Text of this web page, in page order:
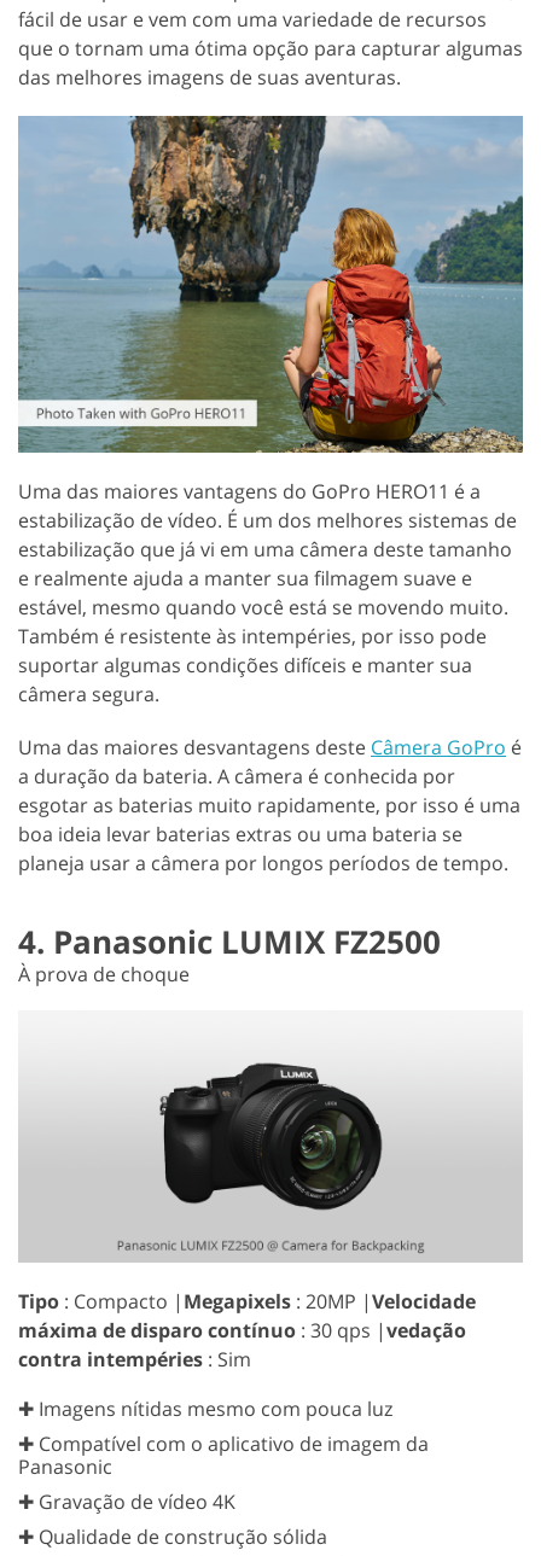
fácil de usar e vem com uma variedade de recursos
que o tornam uma ótima opção para capturar algumas
das melhores imagens de suas aventuras.
Uma das maiores vantagens do GoPro HERO11 é a
estabilização de vídeo. É um dos melhores sistemas de
estabilização que já vi em uma câmera deste tamanho
e realmente ajuda a manter sua filmagem suave e
estável, mesmo quando você está se movendo muito.
Também é resistente às intempéries, por isso pode
suportar algumas condições difíceis e manter sua
câmera segura.
Uma das maiores desvantagens deste Câmera GoPro é
a duração da bateria. A câmera é conhecida por
esgotar as baterias muito rapidamente, por isso é uma
boa ideia levar baterias extras ou uma bateria se
planeja usar a câmera por longos períodos de tempo.
4. Panasonic LUMIX FZ2500
À prova de choque
Tipo : Compacto | Megapixels : 20MP |Velocidade
máxima de disparo contínuo : 30 qps |vedação
contra intempéries : Sim
✚ Imagens nítidas mesmo com pouca luz
✚ Compatível com o aplicativo de imagem da
Panasonic
✚ Gravação de vídeo 4K
✚ Qualidade de construção sólida